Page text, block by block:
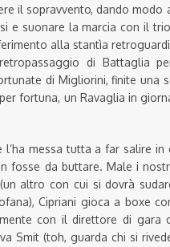
il sopravvento, dando modo
e suonare la marcia con il
alla stantìa
di Battaglia
di Migliorini, finite una
fortuna, un Ravaglia in
l’ha messa tutta a far salire
fosse da buttare. Male i
altro con cui si dovrà
Cipriani gioca a boxe
con il direttore di gara
Smit (toh, guarda chi si